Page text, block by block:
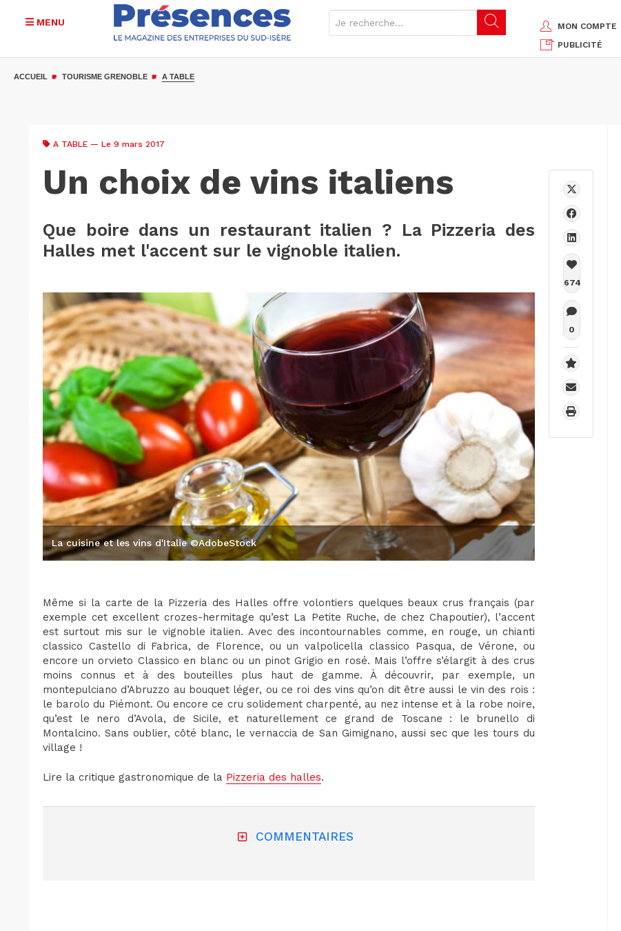
MENU
MON COMPTE
PUBLICITÉ
ACCUEIL TOURISME GRENOBLE A TABLE
A TABLE — Le 9 mars 2017
Un choix de vins italiens
Que boire dans un restaurant italien ? La Pizzeria des
Halles met l'accent sur le vignoble italien.
La cuisine et les vins d'Italie ©AdobeStock
Même si la carte de la Pizzeria des Halles offre volontiers quelques beaux crus français (par
exemple cet excellent crozes-hermitage qu’est La Petite Ruche, de chez Chapoutier), l’accent
est surtout mis sur le vignoble italien. Avec des incontournables comme, en rouge, un chianti
classico Castello di Fabrica, de Florence, ou un valpolicella classico Pasqua, de Vérone, ou
encore un orvieto Classico en blanc ou un pinot Grigio en rosé. Mais l’offre s’élargit à des crus
moins connus et à des bouteilles plus haut de gamme. À découvrir, par exemple, un
montepulciano d’Abruzzo au bouquet léger, ou ce roi des vins qu’on dit être aussi le vin des rois :
le barolo du Piémont. Ou encore ce cru solidement charpenté, au nez intense et à la robe noire,
qu’est le nero d’Avola, de Sicile, et naturellement ce grand de Toscane : le brunello di
Montalcino. Sans oublier, côté blanc, le vernaccia de San Gimignano, aussi sec que les tours du
village !
Lire la critique gastronomique de la Pizzeria des halles.
COMMENTAIRES
674
0